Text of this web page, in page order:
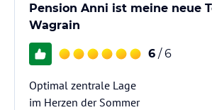
Pension Anni ist meine neue
Wagrain
6 / 6
Optimal zentrale Lage
im Herzen der Sommer